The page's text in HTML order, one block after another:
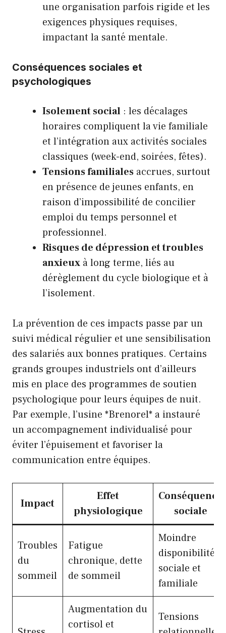
une organisation parfois rigide et les
exigences physiques requises,
impactant la santé mentale.
Conséquences sociales et
psychologiques
Isolement social : les décalages
horaires compliquent la vie familiale
et l’intégration aux activités sociales
classiques (week-end, soirées, fêtes).
Tensions familiales accrues, surtout
en présence de jeunes enfants, en
raison d’impossibilité de concilier
emploi du temps personnel et
professionnel.
Risques de dépression et troubles
anxieux à long terme, liés au
dérèglement du cycle biologique et à
l’isolement.
La prévention de ces impacts passe par un
suivi médical régulier et une sensibilisation
des salariés aux bonnes pratiques. Certains
grands groupes industriels ont d’ailleurs
mis en place des programmes de soutien
psychologique pour leurs équipes de nuit.
Par exemple, l’usine *Brenorel* a instauré
un accompagnement individualisé pour
éviter l’épuisement et favoriser la
communication entre équipes.
Impact
Effet
physiologique
Conséquence
sociale
Troubles
du
sommeil
Fatigue
chronique, dette
de sommeil
Moindre
disponibilité
sociale et
familiale
Augmentation du
cortisol et
Tensions